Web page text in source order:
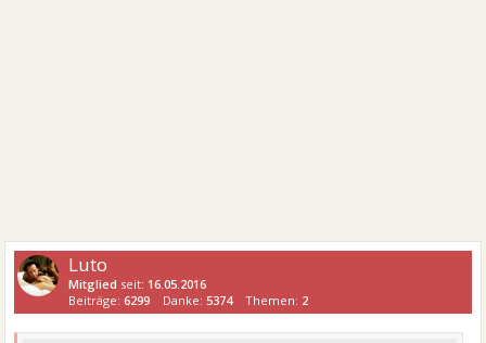
Luto
Mitglied seit: 16.05.2016
Beiträge:6299 Danke:5374 Themen: 2